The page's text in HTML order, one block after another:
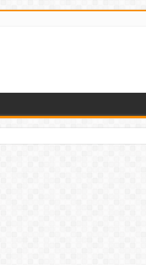
ਗਏ ਸੀ ਕਪਿਲ, ਮੈਂ ਮੇਕਰਸ ਅੱਗੇ ਜੋੜੇ ਸੀ ਹੱਥ